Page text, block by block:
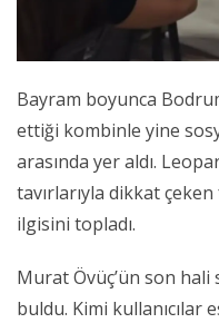
Bayram boyunca
ettiği kombinle yine
arasında yer aldı.
tavırlarıyla dikkat
ilgisini topladı.
Murat Övüç’ün son hali
buldu. Kimi kullanıcılar